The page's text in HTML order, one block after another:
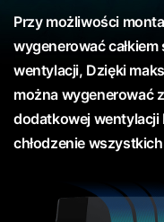
Przy możliwości
wygenerować
wentylacji, Dzięki
można wygenerować
dodatkowej wentylacji
chłodzenie